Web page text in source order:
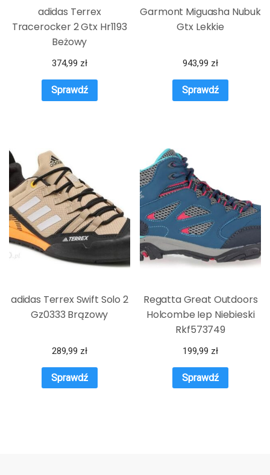
adidas Terrex
Tracerocker 2 Gtx Hr1193
Beżowy
374,99 zł
Sprawdź
Garmont Miguasha Nubuk
Gtx Lekkie
943,99 zł
Sprawdź
adidas Terrex Swift Solo 2
Gz0333 Brązowy
289,99 zł
Sprawdź
Regatta Great Outdoors
Holcombe Iep Niebieski
Rkf573749
199,99 zł
Sprawdź